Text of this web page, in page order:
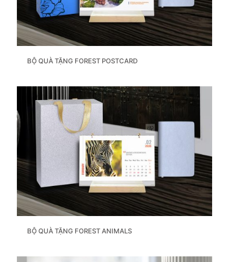
BỘ QUÀ TẶNG FOREST POSTCARD
BỘ QUÀ TẶNG FOREST ANIMALS